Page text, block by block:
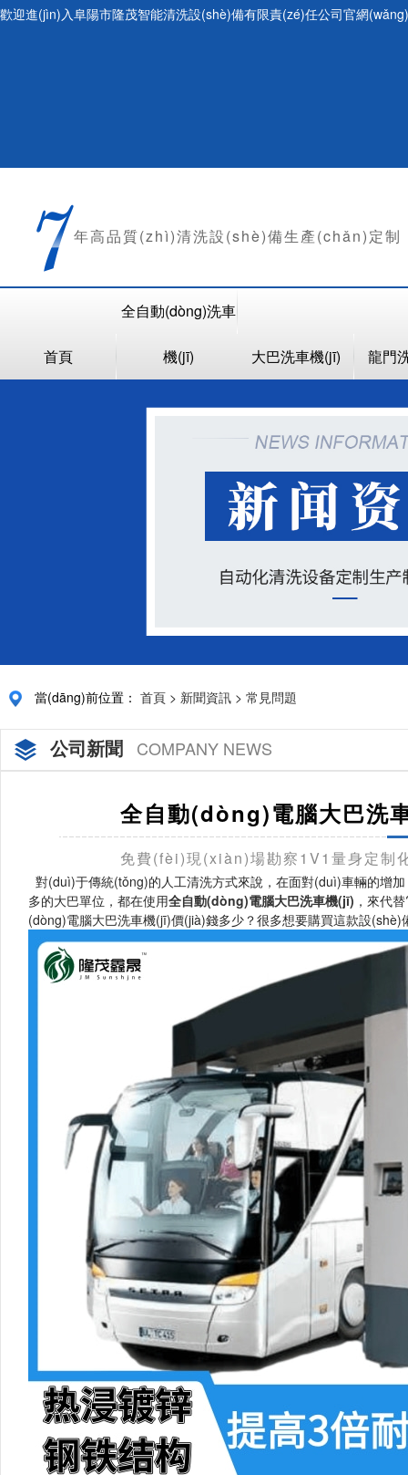
歡迎進(jìn)入阜陽市隆茂智能清洗設(shè)備有限責(zé)任公司官網
年高品質(zhì)清洗設(shè)備生產(chǎn)定制
首頁
全自動(dòng)洗車
機(jī) 大巴洗車機(jī) 龍門
當(dāng)前位置： 首頁 > 新聞資訊 > 常見問題
公司新聞 COMPANY NEWS
全自動(dòng)電腦大巴洗
免費(fèi)現(xiàn)場勘察1V1量身定制
對(duì)于傳統(tǒng)的人工清洗方式來說，在面對(duì)車輛的增
多的大巴單位，都在使用全自動(dòng)電腦大巴洗車機(jī) ，
(dòng)電腦大巴洗車機(jī)價(jià)錢多少？很多想要購買這款設(shè)